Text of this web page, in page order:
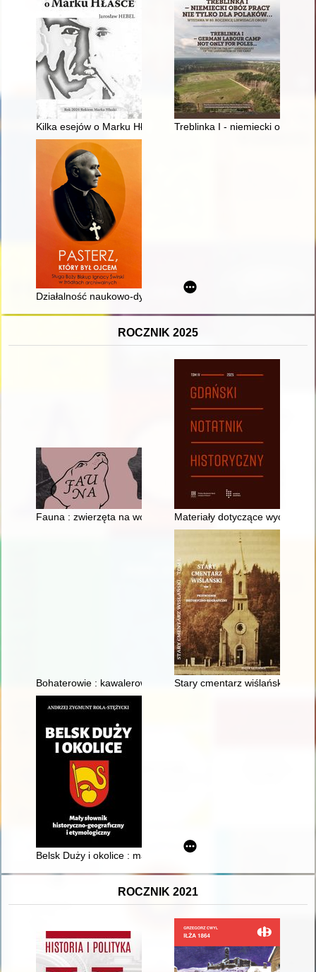
Kilka esejów o Marku Hłasce Treblinka I - niemiecki obóz
Działalność naukowo-dydaktyczna i duszpasterska ks.
ROCZNIK 2025
Fauna : zwierzęta na wojnie i ich ludzie = animals at war and
Materiały dotyczące
Bohaterowie : kawalerowie Orderu Wojennego Virtuti Militari
Stary cmentarz wiślański. T. 1,
Belsk Duży i okolice : mały słownik historyczno-geograficzny i
ROCZNIK 2021